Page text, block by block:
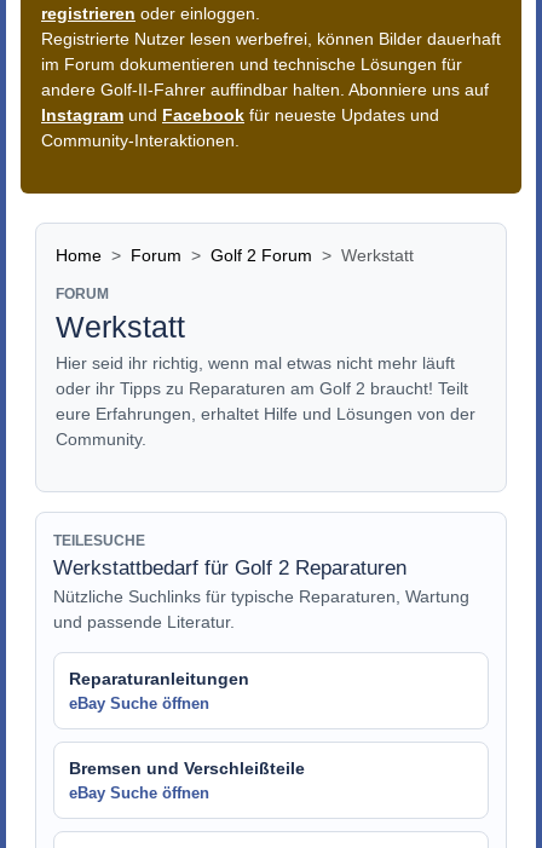
registrieren oder einloggen.
Registrierte Nutzer lesen werbefrei, können Bilder dauerhaft
im Forum dokumentieren und technische Lösungen für
andere Golf-II-Fahrer auffindbar halten. Abonniere uns auf
Instagram und Facebook für neueste Updates und
Community-Interaktionen.
Home Forum Golf 2 Forum Werkstatt
FORUM
Werkstatt
Hier seid ihr richtig, wenn mal etwas nicht mehr läuft
oder ihr Tipps zu Reparaturen am Golf 2 braucht! Teilt
eure Erfahrungen, erhaltet Hilfe und Lösungen von der
Community.
TEILESUCHE
Werkstattbedarf für Golf 2 Reparaturen
Nützliche Suchlinks für typische Reparaturen, Wartung
und passende Literatur.
Reparaturanleitungen
eBay Suche öffnen
Bremsen und Verschleißteile
eBay Suche öffnen